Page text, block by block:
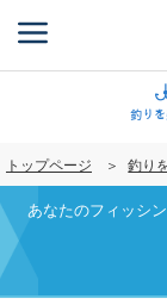
ン
に
移
動
釣り
トップページ 釣り
あなたのフィッシ